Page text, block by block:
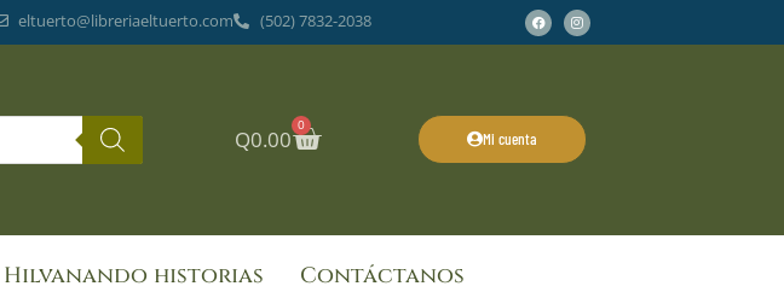
eltuerto@libreriaeltuerto.com (502) 7832-2038 FacebookInstagram
Q0.00
0
Cart Mi cuenta
Hilvanando historias Contáctanos